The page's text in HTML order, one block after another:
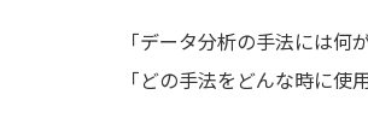
「データ分析の手法には何
「どの手法をどんな時に使